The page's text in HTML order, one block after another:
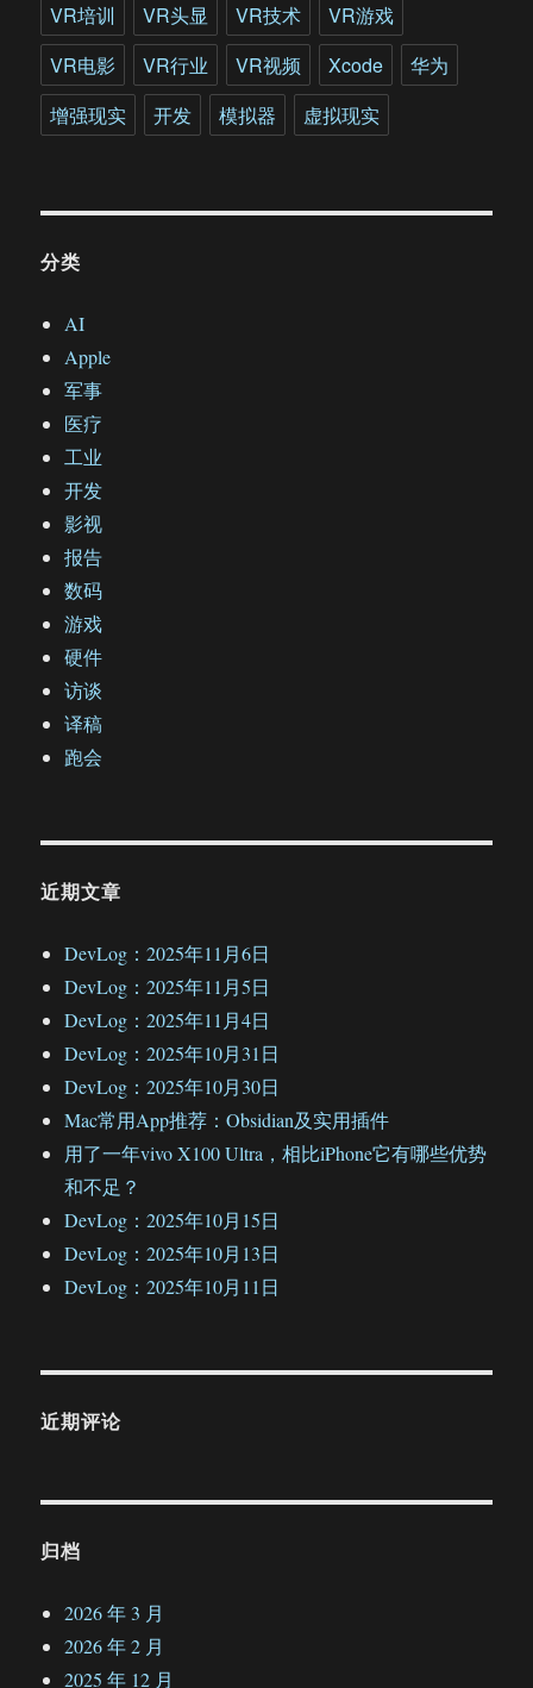
VR培训
VR头显 VR技术
VR游戏
VR电影
VR行业 VR视频 Xcode
华为
增强现实
开发 模拟器 虚拟现实
分类
AI
Apple
军事
医疗
工业
开发
影视
报告
数码
游戏
硬件
访谈
译稿
跑会
近期文章
DevLog：2025年11月6日
DevLog：2025年11月5日
DevLog：2025年11月4日
DevLog：2025年10月31日
DevLog：2025年10月30日
Mac常用App推荐：Obsidian及实用插件
用了一年vivo X100 Ultra，相比iPhone它有哪些优势
和不足？
DevLog：2025年10月15日
DevLog：2025年10月13日
DevLog：2025年10月11日
近期评论
归档
2026 年 3 月
2026 年 2 月
2025 年 12 月